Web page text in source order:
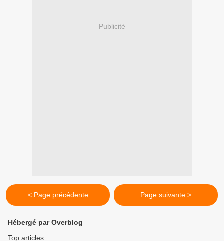
Publicité
< Page précédente Page suivante >
Hébergé par Overblog
Top articles